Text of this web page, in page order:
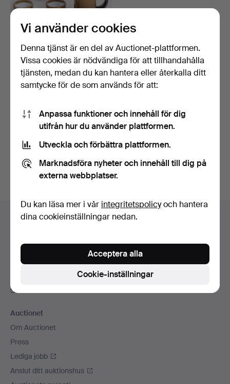
MICHAEL BANG.
Holmegaard Palet-serien.
Bevaka sökning
Du kan också söka i vårt arkiv med avslutade auktioner
Sidfotsnavigation
Hjälp och kontakt
Alla auktionshus
Betalningsalternativ
Sociala medier
Auctionet
Om Auctionet
Press
Lediga jobb
Anslut ditt auktionshus
Vi använder cookies
Denna tjänst är en del av Auctionet-plattformen.
Vissa cookies är nödvändiga för att tillhandahålla
tjänsten, medan du kan hantera eller återkalla ditt
samtycke för de som används för att:
Anpassa funktioner och innehåll för dig
utifrån hur du använder plattformen.
Utveckla och förbättra plattformen.
Marknadsföra nyheter och innehåll till dig på
externa webbplatser.
Du kan läsa mer i vår integritetspolicyoch hantera
dina cookieinställningar nedan.
Cookie-inställningar
Acceptera alla